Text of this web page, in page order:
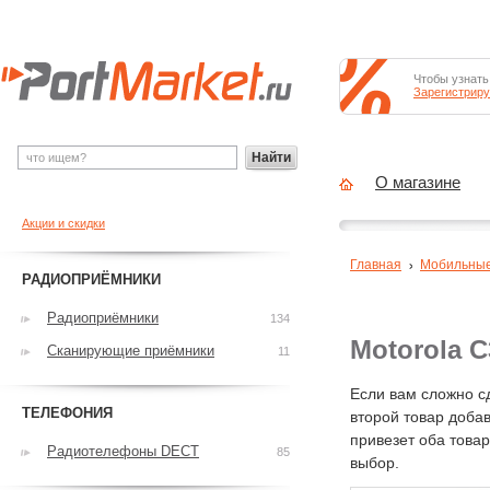
Motorola
Если вам сложно
второй товар
привезет оба
выбор.
Главная
Акции и скидки
РАДИОПРИЁМНИКИ
Радиоприёмники 134
Сканирующие приёмники 11
ТЕЛЕФОНИЯ
Радиотелефоны DECT 85
Найти
Чтобы
О магазине